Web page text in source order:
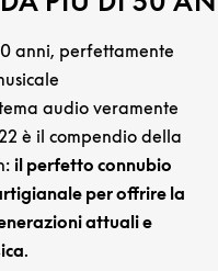
anni, perfettamente
audio veramente
è il compendio della
il perfetto connubio
per offrire la
attuali e
.